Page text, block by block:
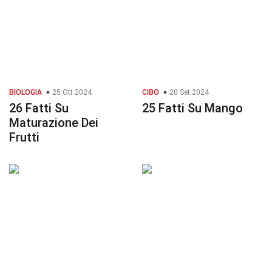
BIOLOGIA 25 Ott 2024
26 Fatti Su
Maturazione Dei
Frutti
CIBO 20 Set 2024
25 Fatti Su Mango